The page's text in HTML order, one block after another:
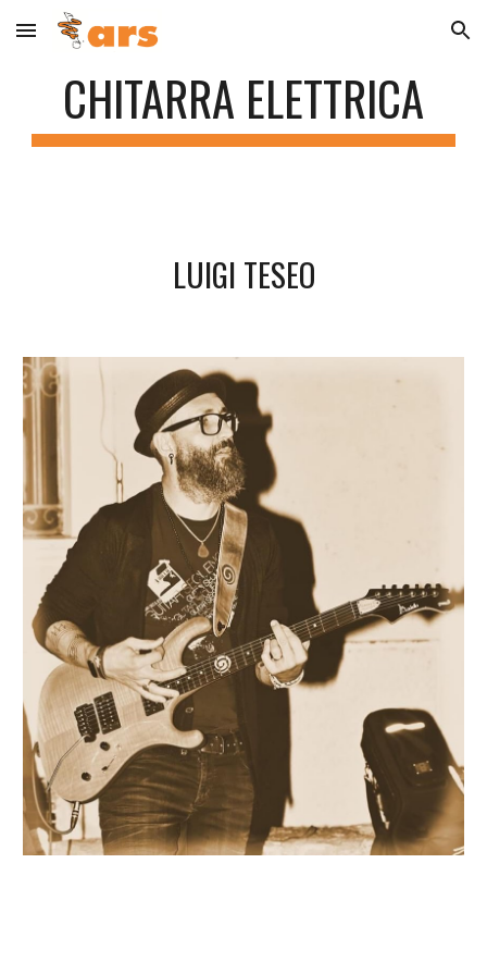
Skip to main content Skip to navigation
CHITARRA ELETTRICA
LUIGI TESEO